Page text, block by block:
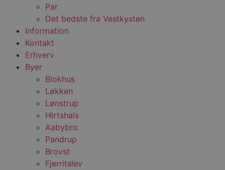
Par
Det bedste fra Vestkysten
Information
Kontakt
Erhverv
Byer
Blokhus
Løkken
Lønstrup
Hirtshals
Aabybro
Pandrup
Brovst
Fjerritslev